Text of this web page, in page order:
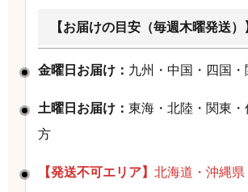
【お届けの目安（毎週木曜発送）
金曜日お届け： 九州・中国・四国
土曜日お届け：東海・北陸・関東
方
【発送不可エリア】北海道・沖縄